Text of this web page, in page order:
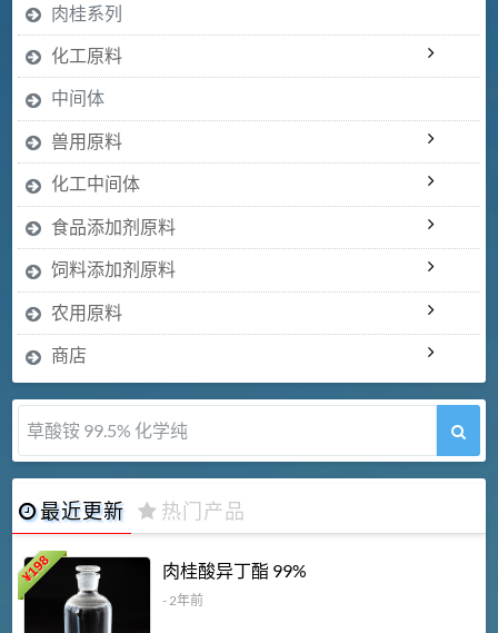
肉桂系列
化工原料
中间体
兽用原料
化工中间体
食品添加剂原料
饲料添加剂原料
农用原料
商店
草酸铵 99.5% 化学纯
最近更新 热门产品
¥
198 肉桂酸异丁酯 99%
- 2年前